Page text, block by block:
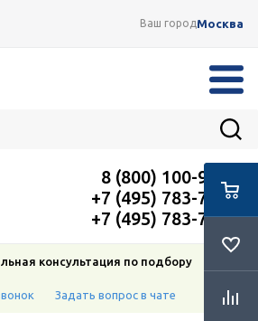
Ваш городМосква
8 (800) 100-91-12
+7 (495) 783-72-87
+7 (495) 783-72-87
консультация по подбору
Задать вопрос в чате